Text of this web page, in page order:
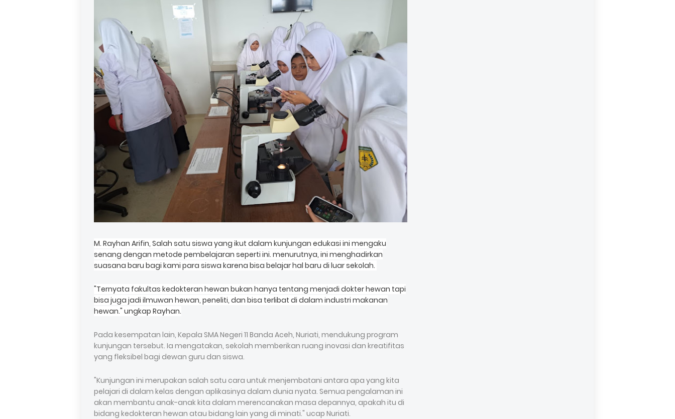
M. Rayhan Arifin, Salah satu siswa yang ikut dalam kunjungan edukasi ini mengaku
senang dengan metode pembelajaran seperti ini. menurutnya, ini menghadirkan
suasana baru bagi kami para siswa karena bisa belajar hal baru di luar sekolah.
"Ternyata fakultas kedokteran hewan bukan hanya tentang menjadi dokter hewan tapi
bisa juga jadi ilmuwan hewan, peneliti, dan bisa terlibat di dalam industri makanan
hewan." ungkap Rayhan.
Pada kesempatan lain, Kepala SMA Negeri 11 Banda Aceh, Nuriati, mendukung program
kunjungan tersebut. Ia mengatakan, sekolah memberikan ruang inovasi dan kreatifitas
yang fleksibel bagi dewan guru dan siswa.
"Kunjungan ini merupakan salah satu cara untuk menjembatani antara apa yang kita
pelajari di dalam kelas dengan aplikasinya dalam dunia nyata. Semua pengalaman ini
akan membantu anak-anak kita dalam merencanakan masa depannya, apakah itu di
bidang kedokteran hewan atau bidang lain yang di minati." ucap Nuriati.